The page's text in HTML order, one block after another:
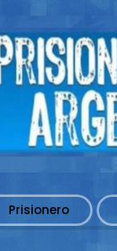
Prisionero